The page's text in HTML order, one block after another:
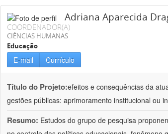
Adriana Aparecida
COORDENADOR(A)
CIÊNCIAS HUMANAS
Educação
E-mail Currículo
Título do Projeto:efeitos e consequências da
gestões públicas: aprimoramento institucional ou
Resumo: Estudos do grupo de pesquisa